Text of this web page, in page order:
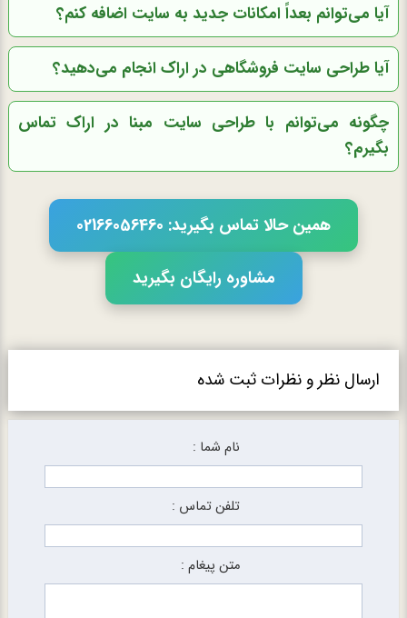
آیا می‌توانم بعداً امکانات جدید به سایت اضافه کنم؟
آیا طراحی سایت فروشگاهی در اراک انجام می‌دهید؟
چگونه می‌توانم با طراحی سایت مبنا در اراک تماس
بگیرم؟
همین حالا تماس بگیرید: 02166056460
مشاوره رایگان بگیرید
ارسال نظر و نظرات ثبت شده
نام شما :
تلفن تماس :
متن پیغام :